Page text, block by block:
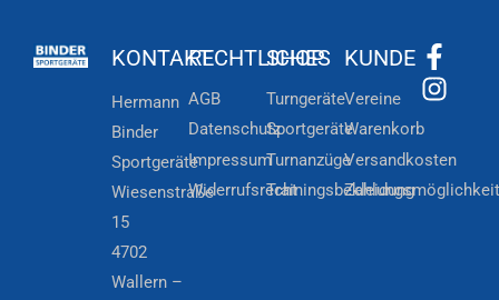
KONTAKT
Hermann
Binder
Sportgeräte
Wiesenstraße
15
4702
Wallern –
RECHTLICHES
AGB
Datenschutz
Impressum
Widerrufsrecht
SHOP
Turngeräte
Sportgeräte
Turnanzüge
Trainingsbekleidung
KUNDE
Vereine
Warenkorb
Versandkosten